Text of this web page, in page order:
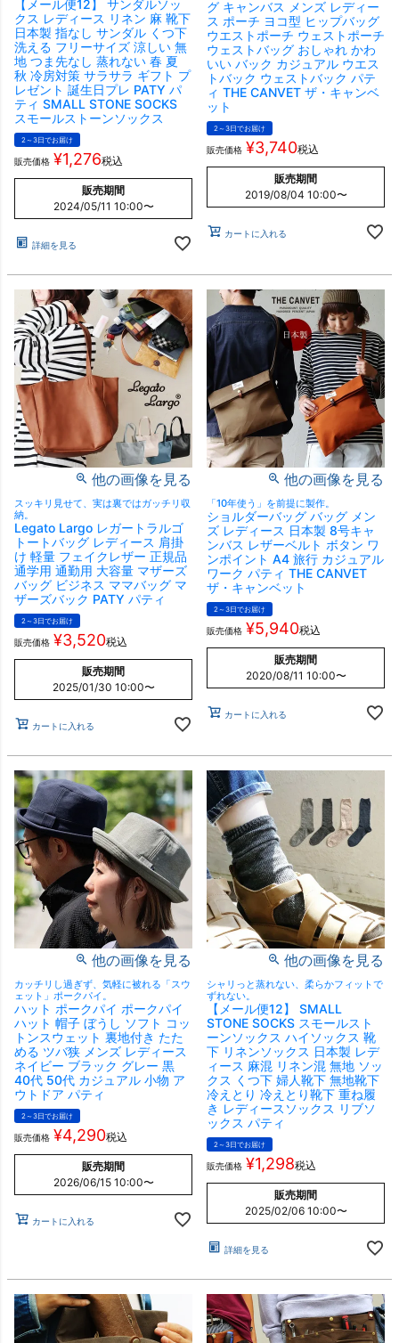
【メール便12】 サンダルソッ
クス レディース リネン 麻 靴下
日本製 指なし サンダル くつ下
洗える フリーサイズ 涼しい 無
地 つま先なし 蒸れない 春 夏
秋 冷房対策 サラサラ ギフト プ
レゼント 誕生日プレ PATY パ
ティ SMALL STONE SOCKS
スモールストーンソックス
2～3日でお届け
販売価格 ¥1,276税込
販売期間
2024/05/11 10:00〜
詳細を見る
グ キャンバス メンズ レディー
ス ポーチ ヨコ型 ヒップバッグ
ウエストポーチ ウェストポーチ
ウェストバッグ おしゃれ かわ
いい バック カジュアル ウエス
トバック ウェストバック パテ
ィ THE CANVET ザ・キャンベ
ット
2～3日でお届け
販売価格 ¥3,740税込
販売期間
2019/08/04 10:00〜
カートに入れる
他の画像を見る
スッキリ見せて、実は裏ではガッチリ収
納。
Legato Largo レガートラルゴ
トートバッグ レディース 肩掛
け 軽量 フェイクレザー 正規品
通学用 通勤用 大容量 マザーズ
バッグ ビジネス ママバッグ マ
ザーズバック PATY パティ
2～3日でお届け
販売価格 ¥3,520税込
販売期間
2025/01/30 10:00〜
カートに入れる
他の画像を見る
「10年使う」を前提に製作。
ショルダーバッグ バッグ メン
ズ レディース 日本製 8号キャ
ンバス レザーベルト ボタン ワ
ンポイント A4 旅行 カジュアル
ワーク パティ THE CANVET
ザ・キャンベット
2～3日でお届け
販売価格 ¥5,940税込
販売期間
2020/08/11 10:00〜
カートに入れる
他の画像を見る
カッチリし過ぎず、気軽に被れる「スウ
ェット」ポークパイ。
ハット ポークパイ ポークパイ
ハット 帽子 ぼうし ソフト コッ
トンスウェット 裏地付き たた
める ツバ狭 メンズ レディース
ネイビー ブラック グレー 黒
40代 50代 カジュアル 小物 ア
ウトドア パティ
2～3日でお届け
販売価格 ¥4,290税込
販売期間
2026/06/15 10:00〜
カートに入れる
他の画像を見る
シャリっと蒸れない、柔らかフィットで
ずれない。
【メール便12】 SMALL
STONE SOCKS スモールスト
ーンソックス ハイソックス 靴
下 リネンソックス 日本製 レデ
ィース 麻混 リネン混 無地 ソッ
クス くつ下 婦人靴下 無地靴下
冷えとり 冷えとり靴下 重ね履
き レディースソックス リブソ
ックス パティ
2～3日でお届け
販売価格 ¥1,298税込
販売期間
2025/02/06 10:00〜
詳細を見る